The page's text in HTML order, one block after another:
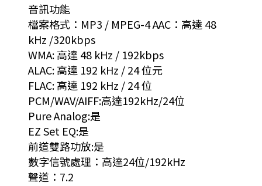
音訊功能
檔案格式：MP3 / MPEG-4 AAC：高達 48
kHz /320kbps
WMA: 高達 48 kHz / 192kbps
ALAC: 高達 192 kHz / 24 位元
FLAC: 高達 192 kHz / 24 位
PCM/WAV/AIFF:高達192kHz/24位
Pure Analog:是
EZ Set EQ:是
前道雙路功放:是
數字信號處理：高達24位/192kHz
聲道：7.2